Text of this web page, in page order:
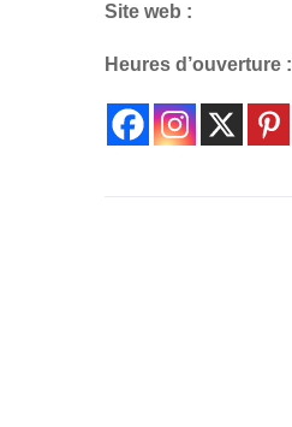
Site web :
Heures d’ouverture :